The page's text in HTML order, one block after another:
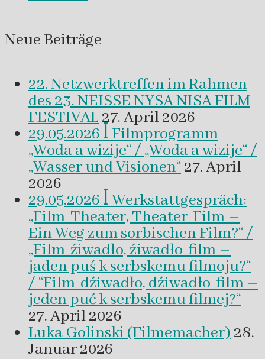
Neue Beiträge
22. Netzwerktreffen im Rahmen
des 23. NEISSE NYSA NISA FILM
FESTIVAL27. April 2026
29.05.2026 ꟾ Filmprogramm
„Woda a wizije“ / „Woda a wizije“ /
„Wasser und Visionen“27. April
2026
29.05.2026 ꟾ Werkstattgespräch:
„Film-Theater, Theater-Film –
Ein Weg zum sorbischen Film?“ /
„Film-źiwadło, źiwadło-film –
jaden puś k serbskemu filmoju?“
/ “Film-dźiwadło, dźiwadło-film –
jeden puć k serbskemu filmej?“
27. April 2026
Luka Golinski (Filmemacher)28.
Januar 2026